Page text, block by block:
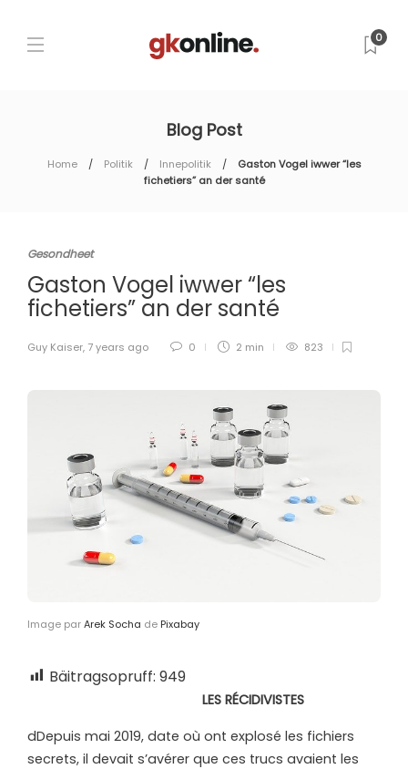
0
Blog Post
Home Politik Innepolitik
Gaston Vogel iwwer “les
fichetiers” an der santé
Gesondheet
Gaston Vogel iwwer “les
fichetiers” an der santé
Guy Kaiser, 7 years ago 0 2 min 823
Image parArek Socha de Pixabay
Bäitragsopruff: 949
LES RÉCIDIVISTES
dDepuis mai 2019, date où ont explosé les fichiers
secrets, il devait s’avérer que ces trucs avaient les